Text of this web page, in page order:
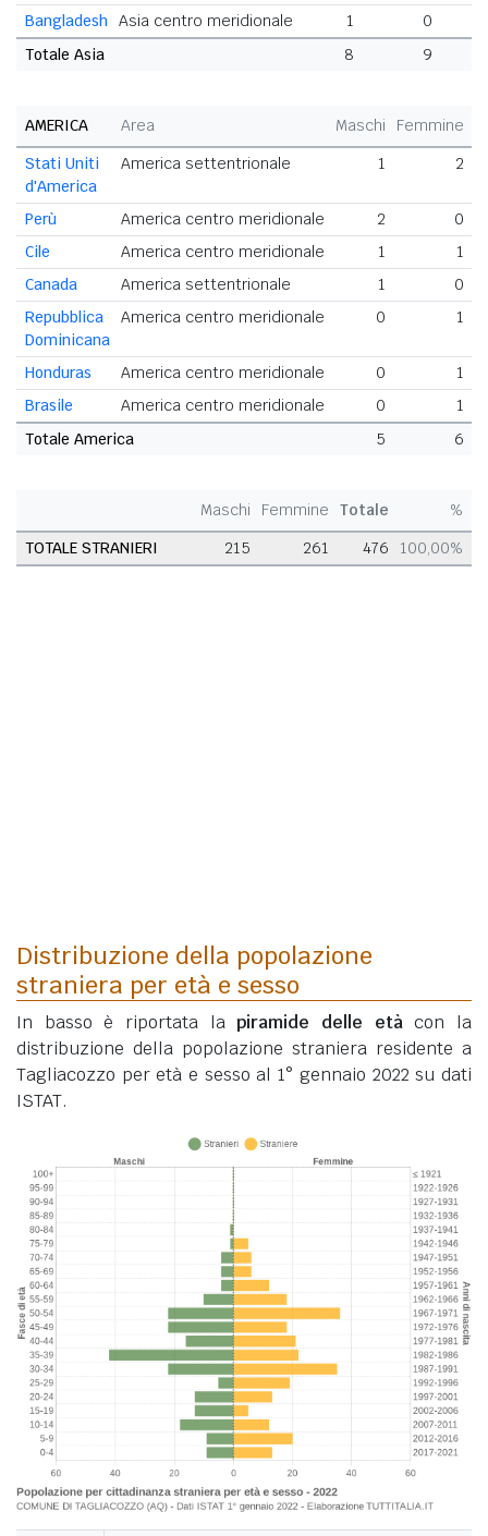
Bangladesh Asia centro meridionale 1 0
Totale Asia
8 9
AMERICA Area Maschi Femmine
Stati Uniti
d'America
America settentrionale 1 2
Perù America centro meridionale 2
0
Cile
America centro meridionale 1
1
Canada
America settentrionale 1
0
Repubblica
Dominicana
America centro meridionale 0 1
Honduras America centro meridionale 0
1
Brasile
America centro meridionale 0
1
Totale America
5 6
Maschi Femmine Totale
%
TOTALE STRANIERI
215 261 476 100,00%
Distribuzione della popolazione
straniera per età e sesso
In basso è riportata lapiramide delle etàcon la
distribuzione della popolazione straniera residente a
Tagliacozzo per età e sesso al 1° gennaio 2022 su dati
ISTAT.